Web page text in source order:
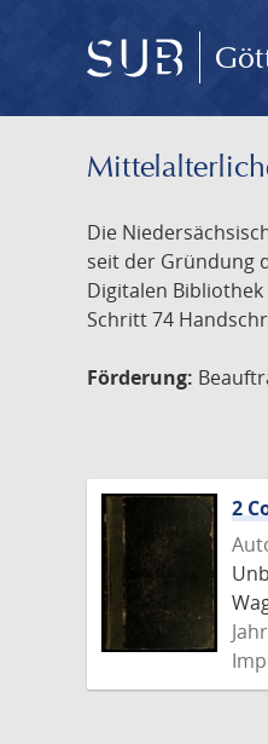
Die
seit der Gründung
Digitalen
Schritt 74
Förderung:
2